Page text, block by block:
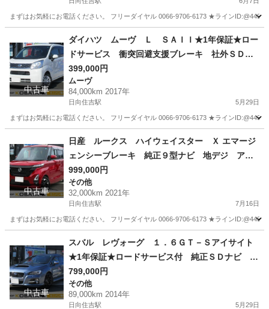
まずはお気軽にお電話ください。 フリーダイヤル 0066-9706-6173 ★ライン
日向住吉駅 N-BOX ヘッド
中古車
ダイハツ ムーヴ Ｌ ＳＡＩＩ★1年保証★ロー
ドサービス 衝突回避支援ブレーキ 社外ＳＤナ
ビ ワンセグ バックカメラ Ｂｌｕｅｔｏｏｔ
ｈ ステアリングスイッチ アイドリングストッ
プ ドライブレコーダー キーレスエントリー
399,000円
ムーヴ
84,000km 2017年
日向住吉駅 5月29日
まずはお気軽にお電話ください。 フリーダイヤル 0066-9706-6173 ★ライン
日向住吉駅 Bluetooth
中古車
日産 ルークス ハイウェイスター Ｘ エマージ
ェンシーブレーキ 純正９型ナビ 地デジ アラ
ウンドビューモニター Ｂｌｕｅｔｏｏｔｈ 両
側電動ドア アイストップ ＥＴＣ インテリキ
ー×２ オートライト ＬＥＤヘッド 純正１４Ａ
999,000円
その他
32,000km 2021年
日向住吉駅 7月16日
まずはお気軽にお電話ください。 フリーダイヤル 0066-9706-6173 ★ライン
日向住吉駅 その他 ルークス
中古車
スバル レヴォーグ １．６ＧＴ－Ｓアイサイト
★1年保証★ロードサービス付 純正ＳＤナビ 地
デジ バックカメラ プリクラッシュ 全車速追
従機能付クルコン パドルシフト 本革シートヒ
ーター ＥＴＣ アイドリングストップ ＬＥＤ
799,000円
その他
89,000km 2014年
日向住吉駅 5月29日